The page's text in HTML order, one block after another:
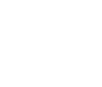
neredeyse zift